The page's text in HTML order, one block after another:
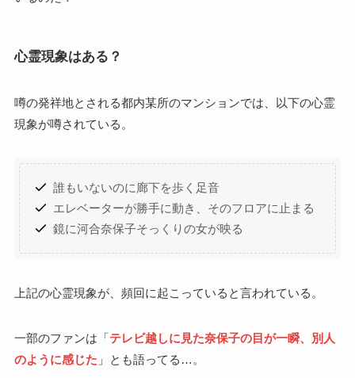
心霊現象はある？
噂の発祥地とされる都内某所のマンションでは、以下の心霊
現象が噂されている。
誰もいないのに廊下を歩く足音
エレベーターが勝手に動き、そのフロアに止まる
鏡に河合奈保子そっくりの女が映る
上記の心霊現象が、頻回に起こっていると言われている。
一部のファンは「テレビ越しに見た奈保子の目が一瞬、別人
のように感じた 」とも語ってる…。